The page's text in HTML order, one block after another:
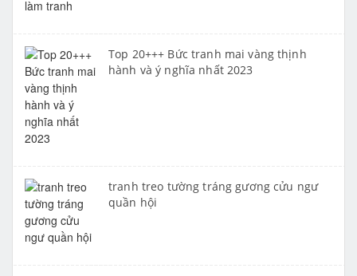
Top 20+++ Bức tranh mai vàng thịnh
hành và ý nghĩa nhất 2023
tranh treo tường tráng gương cửu ngư
quần hội